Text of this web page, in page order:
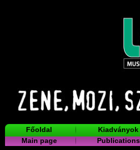
Főoldal Kiadványok
Main page
Publications